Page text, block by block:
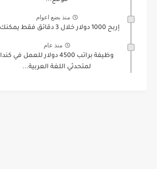
منذ بضع اعوام
إربح 1000 دولار خلال 3 دقائق فقط يمكنك...
منذ عام
وظيفة براتب 4500 دولار للعمل في كندا
لمتحدثي اللغة العربية...